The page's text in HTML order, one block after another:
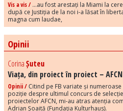
Vis a vis / ...au fost arestați la Miami la
după ce Justiția de la noi i-a lăsat în
magna cum laudae,
Opinii
CorinaȘuteu
Viața, din proiect în proiect – AFCN
Opinii / Citind pe FB variate și
poziție despre ultimul concurs de
proiectelor AFCN, mi-au atras atenția
Adrian Șoaită (Fundația Kulturhaus).